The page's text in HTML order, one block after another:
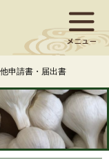
申請書・届出書